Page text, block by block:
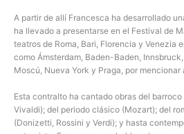
A partir de allí Francesca ha desarrollado
ha llevado a presentarse en el Festival de
teatros de Roma, Bari, Florencia y Venezia
como Ámsterdam, Baden-Baden,
Moscú, Nueva York y Praga, por mencionar
Esta contralto ha cantado obras del
Vivaldi); del periodo clásico (Mozart); del
(Donizetti, Rossini y Verdi); y hasta